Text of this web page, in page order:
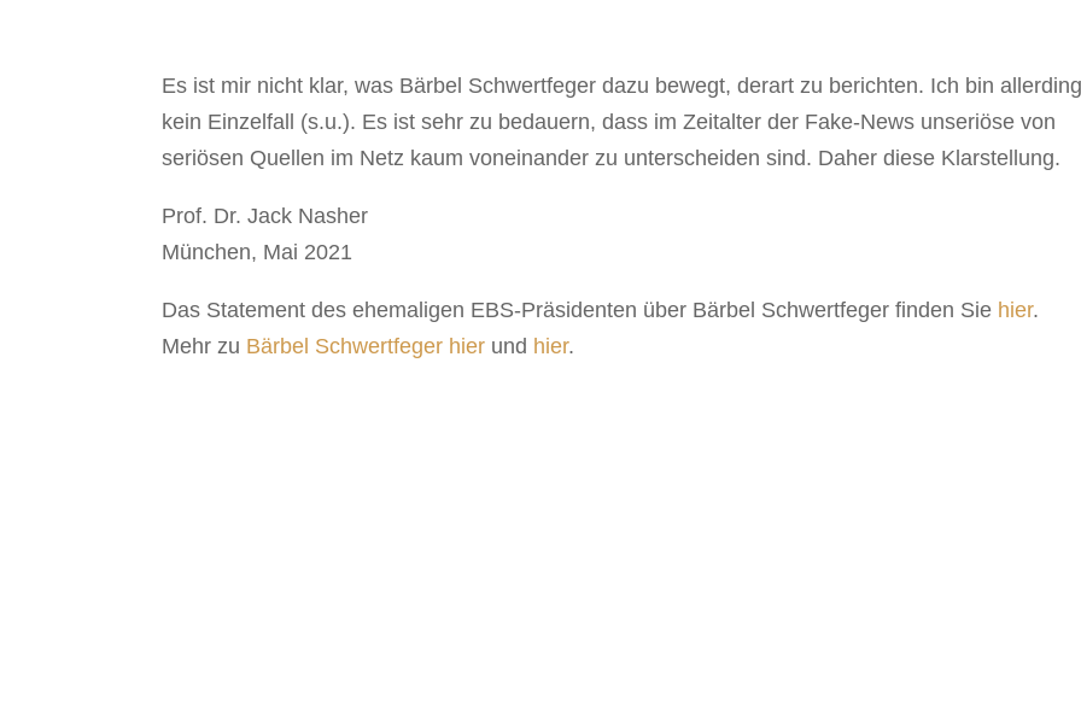
Es ist mir nicht klar, was Bärbel Schwertfeger dazu bewegt, derart zu berichten. Ich bin
kein Einzelfall (s.u.). Es ist sehr zu bedauern, dass im Zeitalter der Fake-News unseriöse von
seriösen Quellen im Netz kaum voneinander zu unterscheiden sind. Daher diese Klarstellung.
Prof. Dr. Jack Nasher
München, Mai 2021
Das Statement des ehemaligen EBS-Präsidenten über Bärbel Schwertfeger finden Sie hier.
Mehr zu Bärbel Schwertfeger hier und hier.